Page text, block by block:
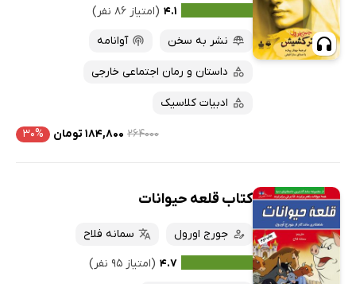
۴.۱ (امتیاز ۸۶ نفر)
نشر به سخن
آوانامه
داستان و رمان اجتماعی خارجی
ادبیات کلاسیک
۲۶۴۰۰۰ ۱۸۴,۸۰۰ تومان ۳۰%
کتاب قلعه حیوانات
جورج اورول
سمانه فلاح
۴.۷ (امتیاز ۹۵ نفر)